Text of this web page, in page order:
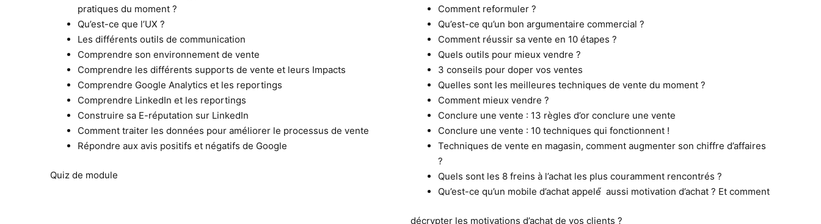
pratiques du moment ?
Qu’est-ce que l’UX ?
Les différents outils de communication
Comprendre son environnement de vente
Comprendre les différents supports de vente et leurs Impacts
Comprendre Google Analytics et les reportings
Comprendre LinkedIn et les reportings
Construire sa E-réputation sur LinkedIn
Comment traiter les données pour améliorer le processus de vente
Répondre aux avis positifs et négatifs de Google
Quiz de module
Comment reformuler ?
Qu’est-ce qu’un bon argumentaire commercial ?
Comment réussir sa vente en 10 étapes ?
Quels outils pour mieux vendre ?
3 conseils pour doper vos ventes
Quelles sont les meilleures techniques de vente du moment ?
Comment mieux vendre ?
Conclure une vente : 13 règles d’or conclure une vente
Conclure une vente : 10 techniques qui fonctionnent !
Techniques de vente en magasin, comment augmenter son chiffre d’affaires
?
Quels sont les 8 freins à l’achat les plus couramment rencontrés ?
Qu’est-ce qu’un mobile d’achat appelé́ aussi motivation d’achat ? Et comment
décrypter les motivations d’achat de vos clients ?